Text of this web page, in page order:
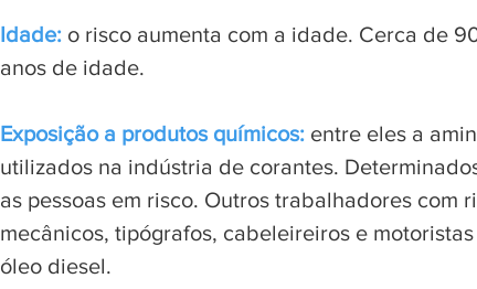
Idade: o risco aumenta com a idade. Cerca de
anos de idade.
Exposição a produtos químicos: entre eles a
utilizados na indústria de corantes.
as pessoas em risco. Outros trabalhadores
mecânicos, tipógrafos, cabeleireiros e
óleo diesel.